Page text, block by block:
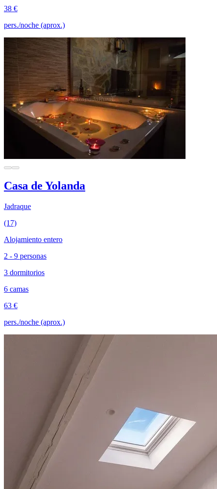
38 €
pers./noche (aprox.)
Casa de Yolanda
Jadraque
(17)
Alojamiento entero
2 - 9 personas
3 dormitorios
6 camas
63 €
pers./noche (aprox.)